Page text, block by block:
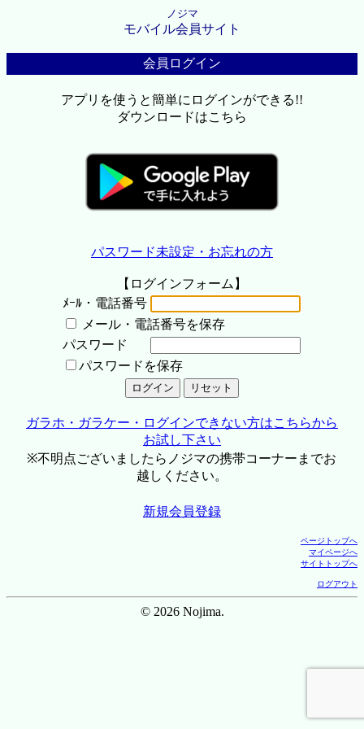
ノジマ
モバイル会員サイト
会員ログイン
アプリを使うと簡単にログインができる!!
ダウンロードはこちら
パスワード未設定・お忘れの方
【ログインフォーム】
ﾒｰﾙ・電話番号
メール・電話番号を保存
パスワード
パスワードを保存
ガラホ・ガラケー・ログインできない方はこちらから
お試し下さい
※不明点ございましたらノジマの携帯コーナーまでお
越しください。
新規会員登録
ページトップへ
マイページへ
サイトトップへ
ログアウト
© 2026 Nojima.